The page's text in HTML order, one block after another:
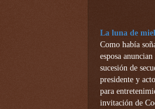
La luna de
Como había
esposa
sucesión de
presidente y
para
invitación de